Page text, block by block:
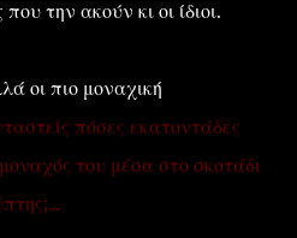
την ακούν κι οι ίδιοι.
οι πιο μοναχική
πόσες εκατοντάδες
του μέσα στο σκοτάδι